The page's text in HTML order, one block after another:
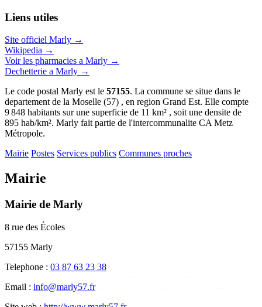
Liens utiles
Site officiel Marly →
Wikipedia →
Voir les pharmacies a Marly →
Dechetterie a Marly →
Le code postal Marly est le 57155. La commune se situe dans le
departement de la Moselle (57) , en region Grand Est. Elle compte
9 848 habitants sur une superficie de 11 km² , soit une densite de
895 hab/km². Marly fait partie de l'intercommunalite CA Metz
Métropole.
Mairie Postes Services publics Communes proches
Mairie
Mairie de Marly
8 rue des Écoles
57155 Marly
Telephone : 03 87 63 23 38
Email : info@marly57.fr